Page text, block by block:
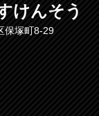
けんそう
保塚町8-29